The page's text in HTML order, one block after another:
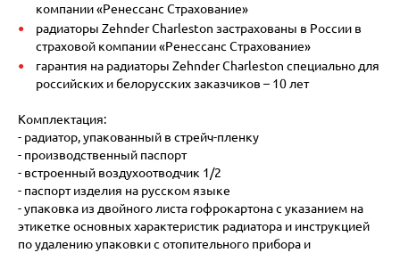
компании «Ренессанс Страхование»
радиаторы Zehnder Charleston застрахованы в России в
страховой компании «Ренессанс Страхование»
гарантия на радиаторы Zehnder Charleston специально для
российских и белорусских заказчиков – 10 лет
Комплектация:
- радиатор, упакованный в стрейч-пленку
- производственный паспорт
- встроенный воздухоотводчик 1/2
- паспорт изделия на русском языке
- упаковка из двойного листа гофрокартона с указанием на
этикетке основных характеристик радиатора и инструкцией
по удалению упаковки с отопительного прибора и